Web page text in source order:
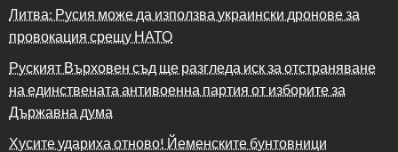
Литва: Русия може да използва украински дронове за
провокация срещу НАТО
Руският Върховен съд ще разгледа иск за отстраняване
на единствената антивоенна партия от изборите за
Държавна дума
Хусите удариха отново! Йеменските бунтовници